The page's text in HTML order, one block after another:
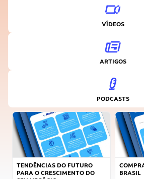
VÍDEOS
ARTIGOS
PODCASTS
TENDÊNCIAS DO FUTURO
PARA O CRESCIMENTO DO
BRASIL